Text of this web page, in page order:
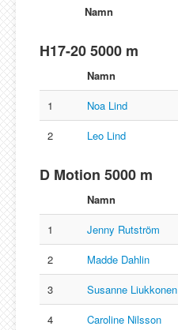
Namn
H17-20 5000 m
Namn
1
Noa Lind
2
Leo Lind
D Motion 5000 m
Namn
1
Jenny Rutström
2
Madde Dahlin
3
Susanne Liukkonen
4
Caroline Nilsson